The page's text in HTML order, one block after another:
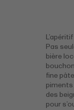
Pas
bière
fine
piments
des
pour